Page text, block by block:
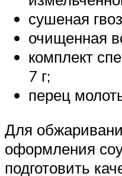
сушеная
очищенная
комплект
7 г;
перец
Для
оформления
подготовить